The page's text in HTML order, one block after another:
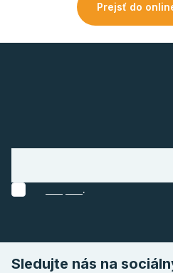
Prejsť do
.
Sledujte nás na